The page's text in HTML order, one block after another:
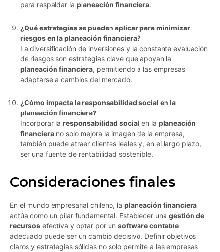
para respaldar la planeación financiera.
¿Qué estrategias se pueden aplicar para minimizar
riesgos en la planeación financiera?
La diversificación de inversiones y la constante evaluación
de riesgos son estrategias clave que apoyan la
planeación financiera, permitiendo a las empresas
adaptarse a cambios del mercado.
¿Cómo impacta la responsabilidad social en la
planeación financiera?
Incorporar la responsabilidad social en la planeación
financiera no solo mejora la imagen de la empresa,
también puede atraer clientes leales y, en el largo plazo,
ser una fuente de rentabilidad sostenible.
Consideraciones finales
En el mundo empresarial chileno, la planeación financiera
actúa como un pilar fundamental. Establecer una gestión de
recursos efectiva y optar por un software contable
adecuado puede ser un cambio decisivo. Definir objetivos
claros y estrategias sólidas no solo permite a las empresas